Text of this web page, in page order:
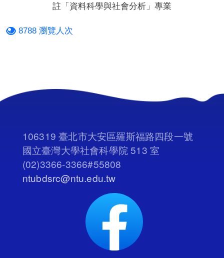
註「資料科學與社會分析」專業
8788 瀏覽人次
106319 臺北市大安區羅斯福路四段一號
國立臺灣大學社會科學院 513 室
(02)3366-3366#55808
ntubdsrc@ntu.edu.tw